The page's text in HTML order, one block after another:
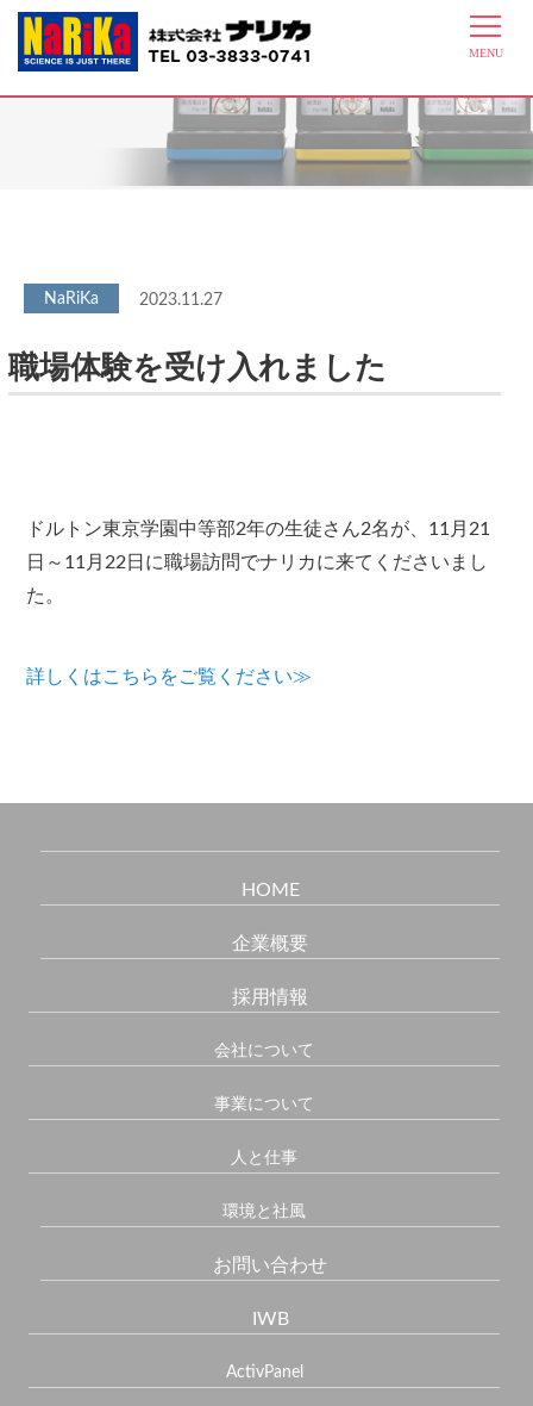
最新情報
2023.11.27
職場体験を受け入れました
ドルトン東京学園中等部2年の生徒さん2名が、11月21
日～11月22日に職場訪問でナリカに来てくださいまし
た。
詳しくはこちらをご覧ください≫
HOME
企業概要
採用情報
会社について
事業について
人と仕事
環境と社風
お問い合わせ
IWB
ActivPanel